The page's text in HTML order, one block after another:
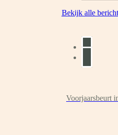
Bekijk alle
Voorjaarsbeurt